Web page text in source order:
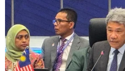
Theo dõi VietnamPlus